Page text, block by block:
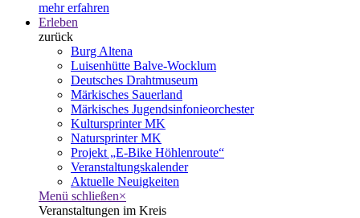
mehr erfahren
Erleben
zurück
Burg Altena
Luisenhütte Balve-Wocklum
Deutsches Drahtmuseum
Märkisches Sauerland
Märkisches Jugendsinfonieorchester
Kultursprinter MK
Natursprinter MK
Projekt „E-Bike Höhlenroute“
Veranstaltungskalender
Aktuelle Neuigkeiten
Menü schließen×
Veranstaltungen im Kreis